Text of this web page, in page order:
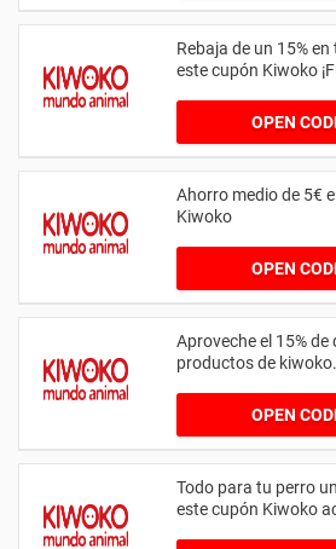
Rebaja de un 15%
este cupón Kiwoko
OPEN
Ahorro medio de 5€
Kiwoko
OPEN
Aproveche el 15%
productos de
OPEN
Todo para tu perro
este cupón Kiwoko